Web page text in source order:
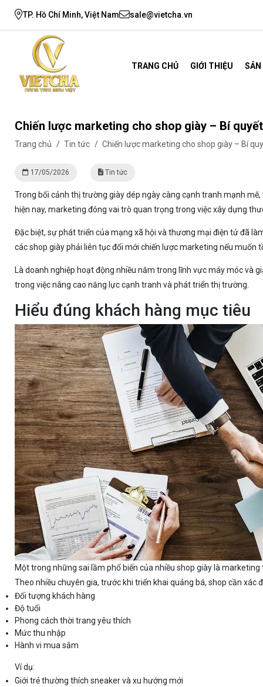
TP. Hồ Chí Minh, Việt Nam sale@vietcha.vn
TRANG CHỦ GIỚI THIỆU
Chiến lược marketing cho shop giày – Bí
Trang chủ / Tin tức / Chiến lược marketing cho shop giày – Bí
17/05/2026 Tin tức
Trong bối cảnh thị trường giày dép ngày càng cạnh tranh mạnh
hiện nay, marketing đóng vai trò quan trọng trong việc xây dựng
Đặc biệt, sự phát triển của mạng xã hội và thương mại điện tử đã
các shop giày phải liên tục đổi mới chiến lược marketing nếu muốn
Là doanh nghiệp hoạt động nhiều năm trong lĩnh vực máy móc và
trong việc nâng cao năng lực cạnh tranh và phát triển thị trường.
Hiểu đúng khách hàng mục tiêu
Một trong những sai lầm phổ biến của nhiều shop giày là
Theo nhiều chuyên gia, trước khi triển khai quảng bá, shop cần xác
Đối tượng khách hàng
Độ tuổi
Phong cách thời trang yêu thích
Mức thu nhập
Hành vi mua sắm
Ví dụ:
Giới trẻ thường thích sneaker và xu hướng mới